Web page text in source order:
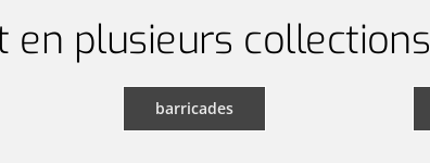
en plusieurs collections
barricades